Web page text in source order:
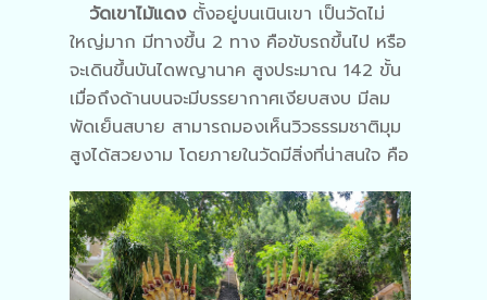
วัดเขาไม้แดงตั้งอยู่บนเนินเขา เป็นวัดไม่
ใหญ่มาก มีทางขึ้น 2 ทาง คือขับรถขึ้นไป หรือ
จะเดินขึ้นบันไดพญานาค สูงประมาณ 142 ขั้น
เมื่อถึงด้านบนจะมีบรรยากาศเงียบสงบ มีลม
พัดเย็นสบาย สามารถมองเห็นวิวธรรมชาติมุม
สูงได้สวยงาม โดยภายในวัดมีสิ่งที่น่าสนใจ คือ